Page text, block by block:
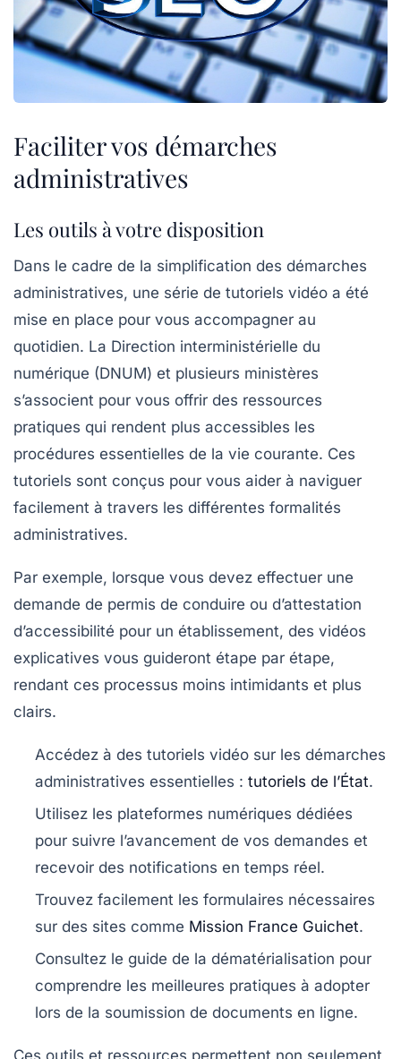
Faciliter vos démarches
administratives
Les outils à votre disposition
Dans le cadre de la simplification des démarches
administratives, une série de tutoriels vidéo a été
mise en place pour vous accompagner au
quotidien. La Direction interministérielle du
numérique (DNUM) et plusieurs ministères
s’associent pour vous offrir des ressources
pratiques qui rendent plus accessibles les
procédures essentielles de la vie courante. Ces
tutoriels sont conçus pour vous aider à naviguer
facilement à travers les différentes formalités
administratives.
Par exemple, lorsque vous devez effectuer une
demande de permis de conduire ou d’attestation
d’accessibilité pour un établissement, des vidéos
explicatives vous guideront étape par étape,
rendant ces processus moins intimidants et plus
clairs.
Accédez à des tutoriels vidéo sur les démarches
administratives essentielles : tutoriels de l’État.
Utilisez les plateformes numériques dédiées
pour suivre l’avancement de vos demandes et
recevoir des notifications en temps réel.
Trouvez facilement les formulaires nécessaires
sur des sites comme Mission France Guichet.
Consultez le guide de la dématérialisation pour
comprendre les meilleures pratiques à adopter
lors de la soumission de documents en ligne.